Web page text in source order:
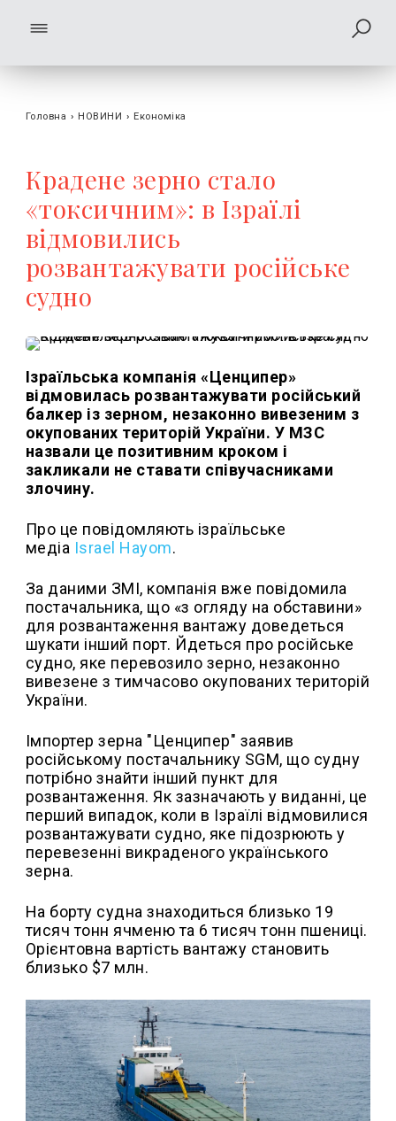
Головна › НОВИНИ › Економіка
Крадене зерно стало
«токсичним»: в Ізраїлі
відмовились
розвантажувати російське
судно
Ізраїльська компанія «Ценципер»
відмовилась розвантажувати російський
балкер із зерном, незаконно вивезеним з
окупованих територій України. У МЗС
назвали це позитивним кроком і
закликали не ставати співучасниками
злочину.
Про це повідомляють ізраїльське
медіа Israel Hayom.
За даними ЗМІ, компанія вже повідомила
постачальника, що «з огляду на обставини»
для розвантаження вантажу доведеться
шукати інший порт. Йдеться про російське
судно, яке перевозило зерно, незаконно
вивезене з тимчасово окупованих територій
України.
Імпортер зерна "Ценципер" заявив
російському постачальнику SGM, що судну
потрібно знайти інший пункт для
розвантаження. Як зазначають у виданні, це
перший випадок, коли в Ізраїлі відмовилися
розвантажувати судно, яке підозрюють у
перевезенні викраденого українського
зерна.
На борту судна знаходиться близько 19
тисяч тонн ячменю та 6 тисяч тонн пшениці.
Орієнтовна вартість вантажу становить
близько $7 млн.